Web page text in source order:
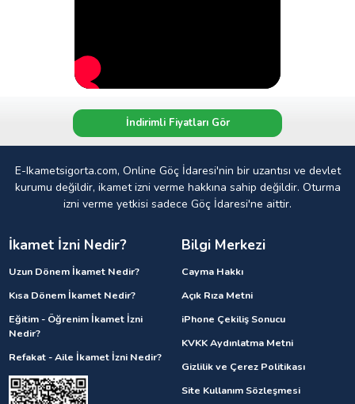
İndirimli Fiyatları Gör
E-Ikametsigorta.com, Online Göç İdaresi'nin bir uzantısı ve devlet
kurumu değildir, ikamet izni verme hakkına sahip değildir. Oturma
izni verme yetkisi sadece Göç İdaresi'ne aittir.
İkamet İzni Nedir?
Uzun Dönem İkamet Nedir?
Kısa Dönem İkamet Nedir?
Eğitim - Öğrenim İkamet İzni
Nedir?
Refakat - Aile İkamet İzni Nedir?
Bilgi Merkezi
Cayma Hakkı
Açık Rıza Metni
iPhone Çekiliş Sonucu
KVKK Aydınlatma Metni
Gizlilik ve Çerez Politikası
Site Kullanım Sözleşmesi